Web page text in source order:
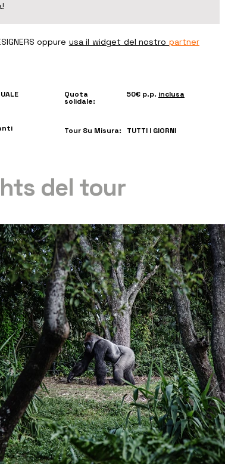
oppure usa il widget del nostropartner
Quota
solidale:
50€ p.p. inclusa
TUTTI I GIORNI
Tour Su Misura:
del tour